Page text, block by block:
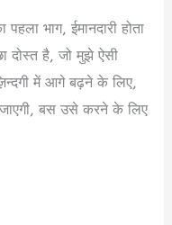
भाग, ईमानदारी होता
दोस्त है, जो मुझे ऐसी
में आगे बढ़ने के लिए,
जाएगी, बस उसे करने के लिए